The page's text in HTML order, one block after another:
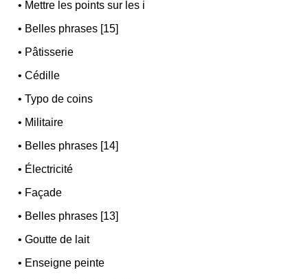
• Mettre les points sur les i
• Belles phrases [15]
• Pâtisserie
•Cédille
•Typo de coins
• Militaire
• Belles phrases [14]
• Électricité
• Façade
• Belles phrases [13]
•Goutte de lait
• Enseigne peinte